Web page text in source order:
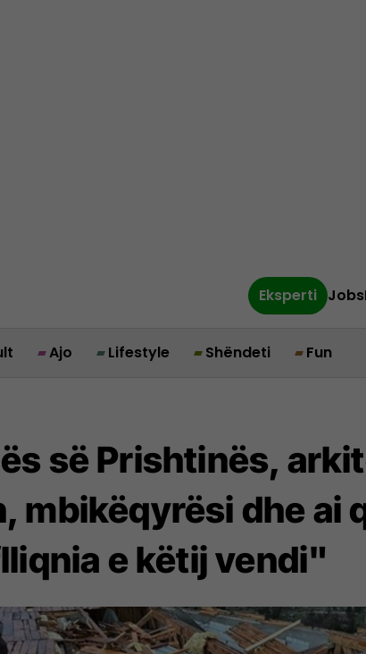
Eksperti Jobs
Ajo Lifestyle Shëndeti Fun
së Prishtinës,
mbikëqyrësi dhe ai
e këtij vendi"